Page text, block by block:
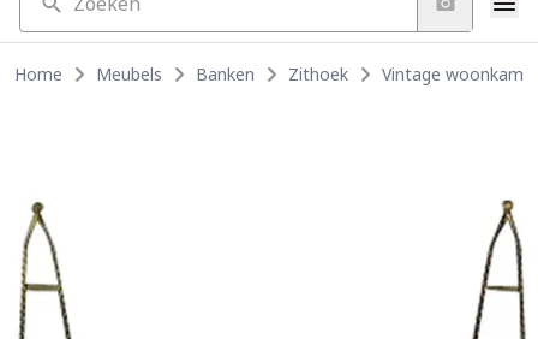
Home Meubels Banken Zithoek Vintage